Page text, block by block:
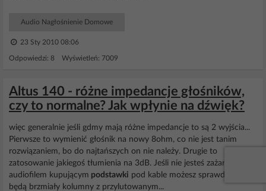
Audio Nagłośnienie Domowe
23 Sty 2010 08:06
Odpowiedzi: 8 Wyświetleń: 7009
Altus 140 - różne impedancje głośników,
czy to normalne? Jak wpłynie na dźwięk?
więc generalnie jeśli gdmy mają różne impedancje to są 2 wyjścia...
Pierwsze to wymienić głośnik na nowy 8ohm, co nie jest tanim
rozwiązaniem, bo do najtańszych on nie należy. Drugie to
zatosowanie jakiegoś tłumienia na 3dB. Jeśli nie jesteś zażartym
audiofilem kupującym podstawki pod kable możesz sprawdzić jak
będą brzmiały kolumny z przylutowanym...